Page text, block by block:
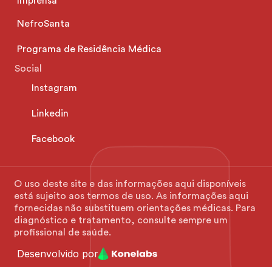
NefroSanta
Programa de Residência Médica
Social
Instagram
Linkedin
Facebook
O uso deste site e das informações aqui disponíveis
está sujeito aos termos de uso. As informações aqui
fornecidas não substituem orientações médicas. Para
diagnóstico e tratamento, consulte sempre um
profissional de saúde.
Desenvolvido por